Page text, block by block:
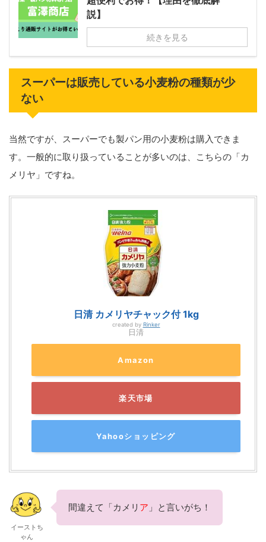
説】
続きを見る
スーパーは販売している小麦粉の種類が少
ない
当然ですが、スーパーでも製パン用の小麦粉は購入できま
す。一般的に取り扱っていることが多いのは、こちらの「カ
メリヤ」ですね。
日清 カメリヤチャック付 1kg
created by Rinker
日清
Amazon
楽天市場
Yahooショッピング
イーストち
ゃん
間違えて「カメリ ア 」と言いがち！